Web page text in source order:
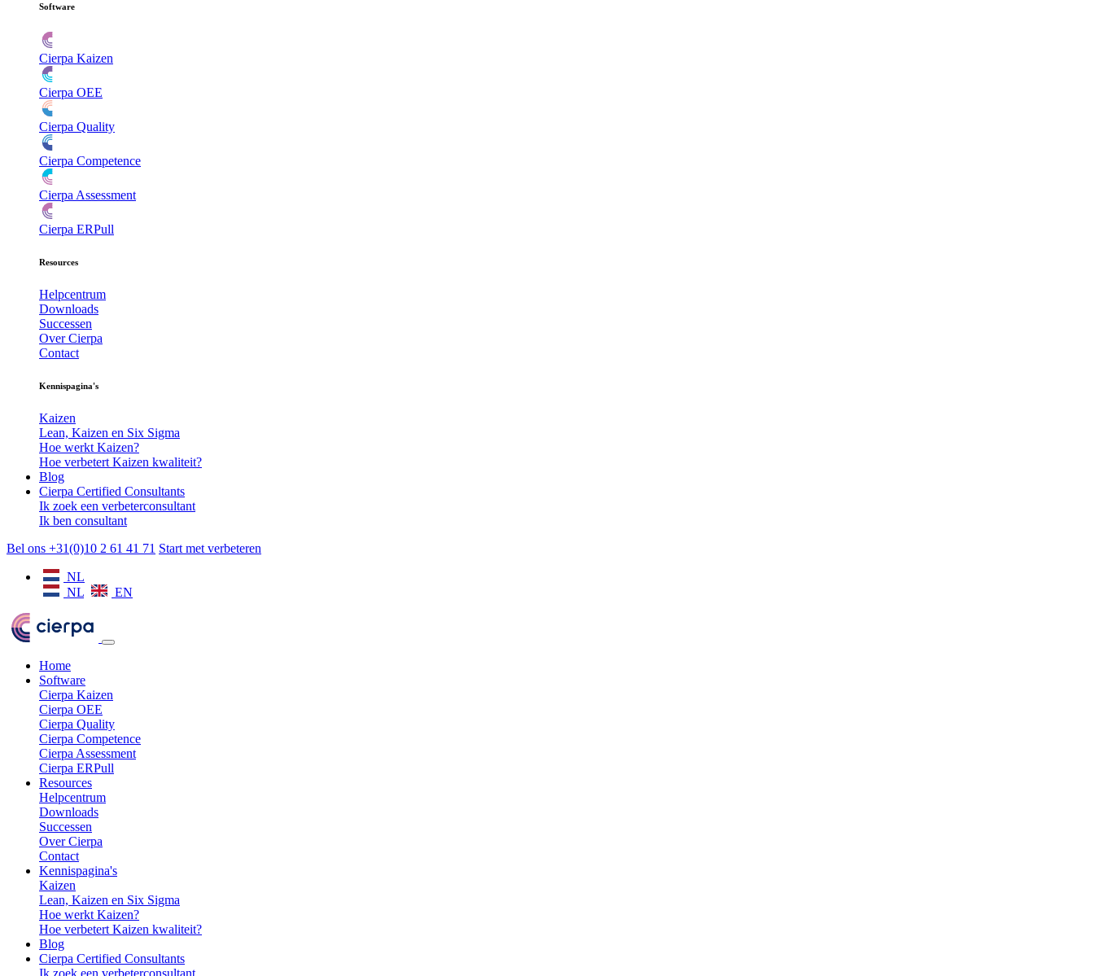
Software
Cierpa Kaizen
Cierpa OEE
Cierpa Quality
Cierpa Competence
Cierpa Assessment
Cierpa ERPull
Resources
Helpcentrum
Downloads
Successen
Over Cierpa
Contact
Kennispagina's
Kaizen
Lean, Kaizen en Six Sigma
Hoe werkt Kaizen?
Hoe verbetert Kaizen kwaliteit?
Blog
Cierpa Certified Consultants
Ik zoek een verbeterconsultant
Ik ben consultant
Bel ons +31(0)10 2 61 41 71 Start met verbeteren
NL
NL
EN
Home
Software
Cierpa Kaizen
Cierpa OEE
Cierpa Quality
Cierpa Competence
Cierpa Assessment
Cierpa ERPull
Resources
Helpcentrum
Downloads
Successen
Over Cierpa
Contact
Kennispagina's
Kaizen
Lean, Kaizen en Six Sigma
Hoe werkt Kaizen?
Hoe verbetert Kaizen kwaliteit?
Blog
Cierpa Certified Consultants
Ik zoek een verbeterconsultant